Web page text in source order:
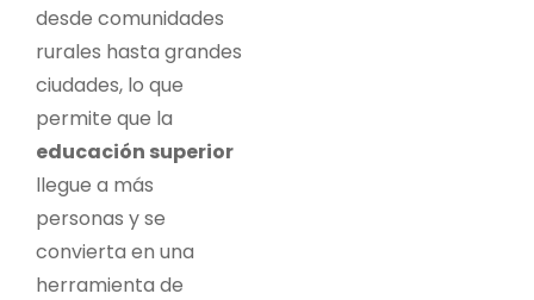
desde comunidades
rurales hasta grandes
ciudades, lo que
permite que la
educación superior
llegue a más
personas y se
convierta en una
herramienta de